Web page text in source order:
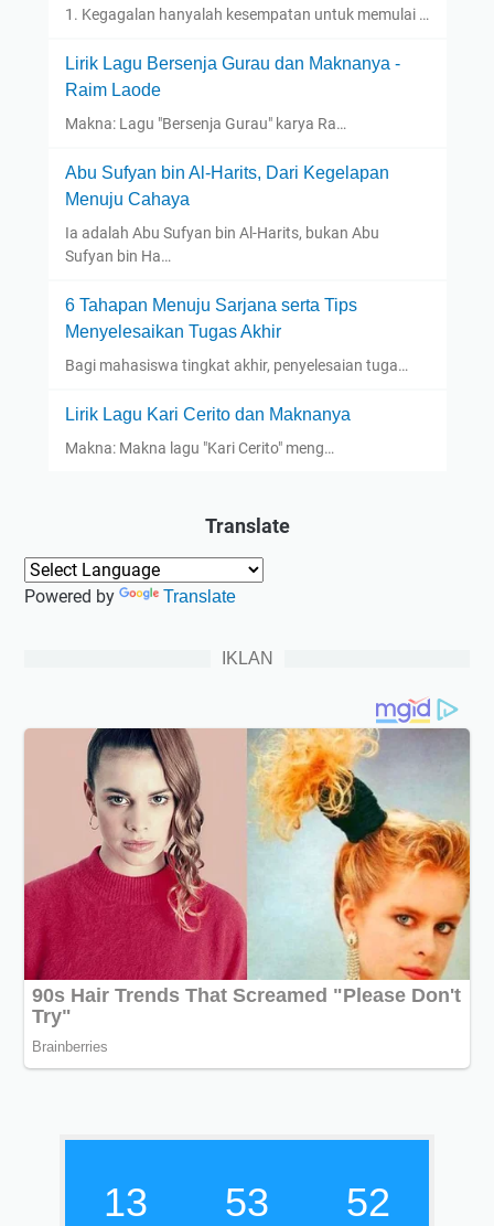
1. Kegagalan hanyalah kesempatan untuk memulai …
Lirik Lagu Bersenja Gurau dan Maknanya -
Raim Laode
Makna: Lagu "Bersenja Gurau" karya Ra…
Abu Sufyan bin Al-Harits, Dari Kegelapan
Menuju Cahaya
Ia adalah Abu Sufyan bin Al-Harits, bukan Abu
Sufyan bin Ha…
6 Tahapan Menuju Sarjana serta Tips
Menyelesaikan Tugas Akhir
Bagi mahasiswa tingkat akhir, penyelesaian tuga…
Lirik Lagu Kari Cerito dan Maknanya
Makna: Makna lagu "Kari Cerito" meng…
Translate
Powered by Translate
IKLAN
13 53 53